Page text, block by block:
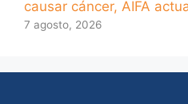
causar cáncer, AIFA
7 agosto, 2026